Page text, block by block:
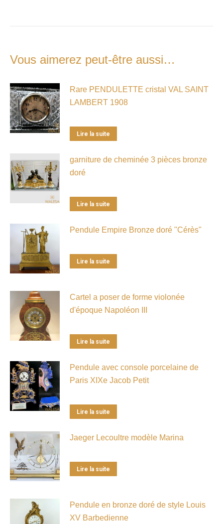
Vous aimerez peut-être aussi…
Rare PENDULETTE cristal VAL SAINT
LAMBERT 1908
Lire la suite
garniture de cheminée 3 pièces bronze
doré
Lire la suite
Pendule Empire Bronze doré "Cérès"
Lire la suite
Cartel a poser de forme violonée
d'époque Napoléon III
Lire la suite
Pendule avec console porcelaine de
Paris XIXe Jacob Petit
Lire la suite
Jaeger Lecoultre modèle Marina
Lire la suite
Pendule en bronze doré de style Louis
XV Barbedienne